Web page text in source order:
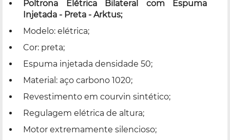
Poltrona Elétrica Bilateral com Espuma
Injetada - Preta - Arktus;
Modelo: elétrica;
Cor: preta;
Espuma injetada densidade 50;
Material: aço carbono 1020;
Revestimento em courvin sintético;
Regulagem elétrica de altura;
Motor extremamente silencioso;